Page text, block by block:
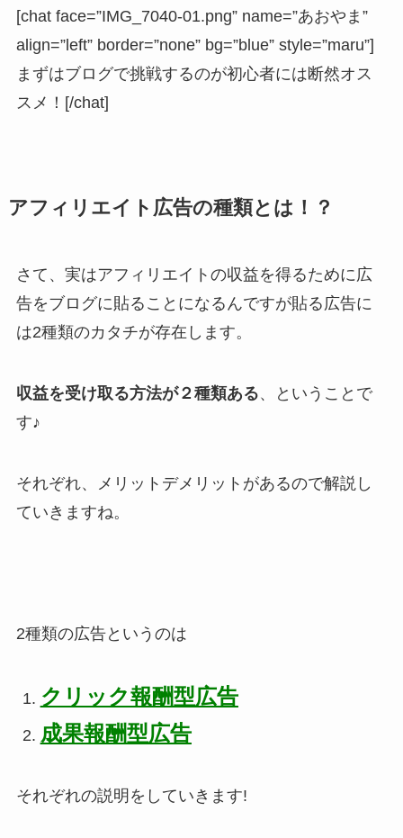
[chat face=”IMG_7040-01.png” name=”あおやま”
align=”left” border=”none” bg=”blue” style=”maru”]
まずはブログで挑戦するのが初心者には断然オス
スメ！[/chat]
アフィリエイト広告の種類とは！？
さて、実はアフィリエイトの収益を得るために広
告をブログに貼ることになるんですが貼る広告に
は2種類のカタチが存在します。
収益を受け取る方法が２種類ある、ということで
す♪
それぞれ、メリットデメリットがあるので解説し
ていきますね。
2種類の広告というのは
クリック報酬型広告
成果報酬型広告
それぞれの説明をしていきます!